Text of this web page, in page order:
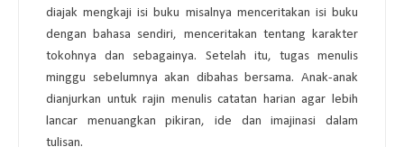
diajak mengkaji isi buku misalnya menceritakan isi buku
dengan bahasa sendiri, menceritakan tentang karakter
tokohnya dan sebagainya. Setelah itu, tugas menulis
minggu sebelumnya akan dibahas bersama. Anak-anak
dianjurkan untuk rajin menulis catatan harian agar lebih
lancar menuangkan pikiran, ide dan imajinasi dalam
tulisan.